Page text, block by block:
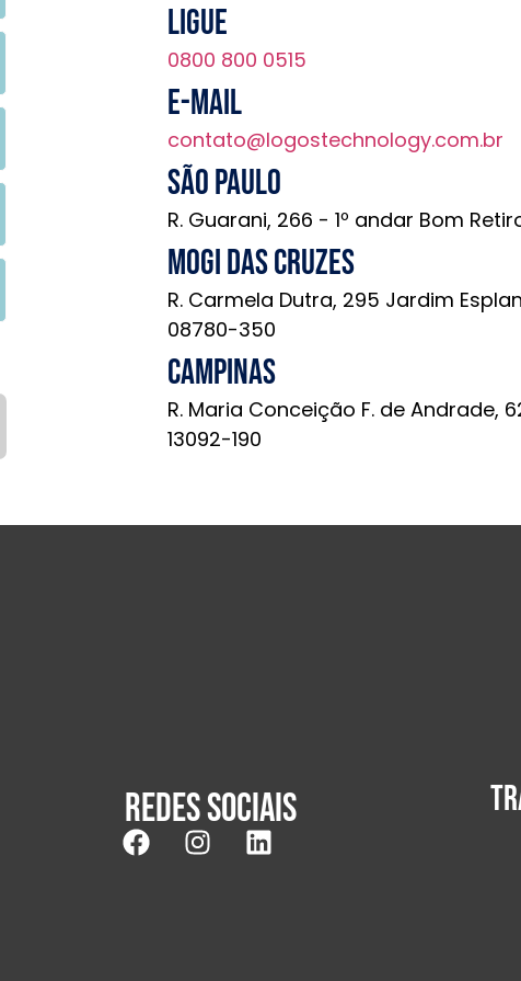
Ligue
0800 800 0515
E-mail
contato@logostechnology.com.br
São Paulo
R. Guarani, 266 - 1º andar Bom
Mogi das Cruzes
R. Carmela Dutra, 295 Jardim
08780-350
Campinas
R. Maria Conceição F. de Andrade,
13092-190
Redes sociais